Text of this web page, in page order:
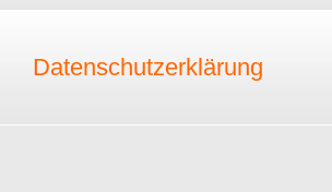
Datenschutzerklärung